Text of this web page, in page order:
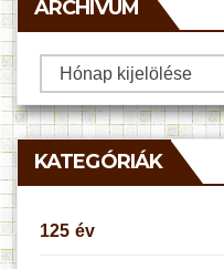
ARCHÍVUM
Archívum
KATEGÓRIÁK
125 év